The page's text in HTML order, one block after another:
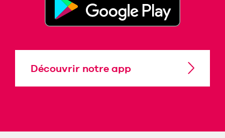
Découvrir notre app